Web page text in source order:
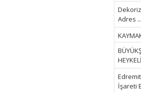
Adres ...
İşareti